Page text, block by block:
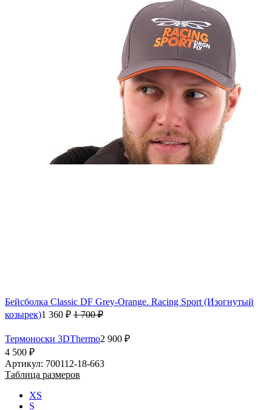
Бейсболка Classic DF Grey-Orange. Racing Sport (Изогнутый
козырек)1 360 ₽ 1 700 ₽
Термоноски 3DThermo2 900 ₽
4 500 ₽
Артикул: 700112-18-663
Таблица размеров
XS
S